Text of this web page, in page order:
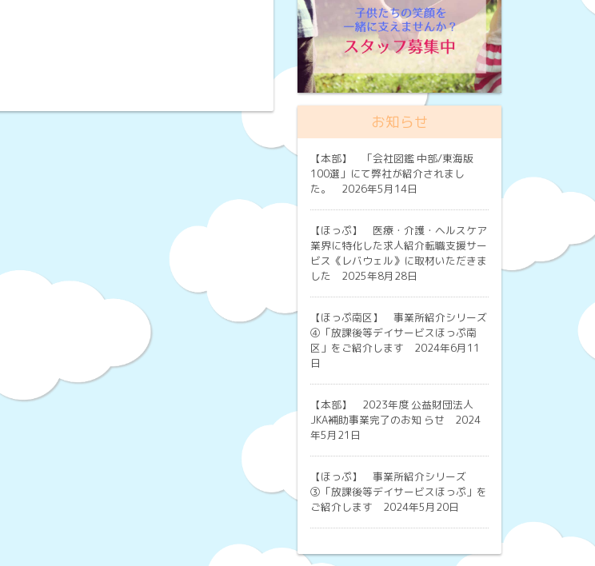
お知らせ
【本部】
「会社図鑑 中部/東海版
100選」にて弊社が紹介されまし
た。 2026年5月14日
【ほっぷ】
医療・介護・ヘルスケア
業界に特化した求人紹介転職支援サー
ビス《レバウェル》に取材いただきま
した 2025年8月28日
【ほっぷ南区】
事業所紹介シリーズ
④「放課後等デイサービスほっぷ南
区」をご紹介します 2024年6月11
日
【本部】
2023年度 公益財団法人
JKA補助事業完了のお知 らせ 2024
年5月21日
【ほっぷ】
事業所紹介シリーズ
③「放課後等デイサービスほっぷ」を
ご紹介します 2024年5月20日